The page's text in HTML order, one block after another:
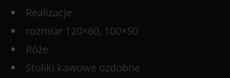
Realizacje
rozmiar 120×60, 100×50
Róże
Stoliki kawowe ozdobne